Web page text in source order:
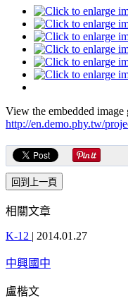
View the embedded image
http://en.demo.phy.tw/
相關文章
K-12 | 2014.01.27
中興國中
盧楷文